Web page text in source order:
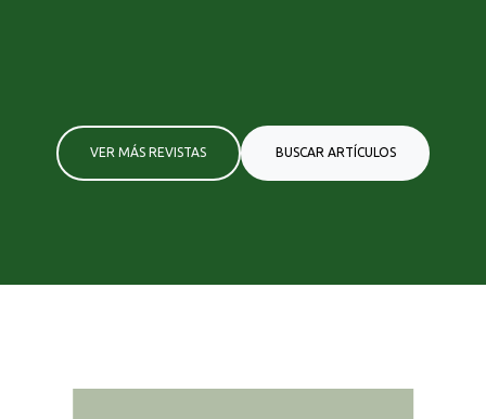
VER MÁS REVISTAS BUSCAR ARTÍCULOS